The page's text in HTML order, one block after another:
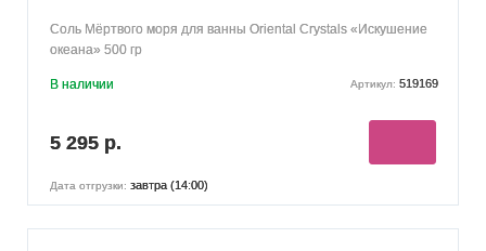
Соль Мёртвого моря для ванны Oriental Crystals «Искушение
океана» 500 гр
В наличии Артикул: 519169
5 295 р.
Дата отгрузки: завтра (14:00)